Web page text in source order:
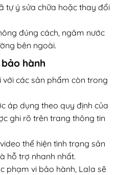
tự ý sửa chữa hoặc thay đổi
đúng cách, ngâm nước
bên ngoài.
hành
các sản phẩm còn trong
áp dụng theo quy định của
ghi rõ trên trang thông tin
thể hiện tình trạng sản
hỗ trợ nhanh nhất.
phạm vi bảo hành, Lala sẽ